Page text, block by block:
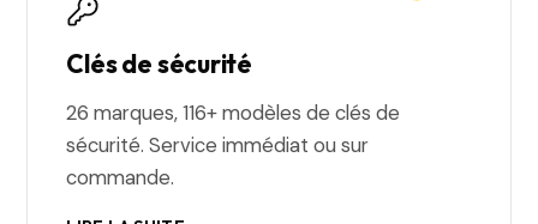
Clés de sécurité
26 marques, 116+ modèles de clés de
sécurité. Service immédiat ou sur
commande.